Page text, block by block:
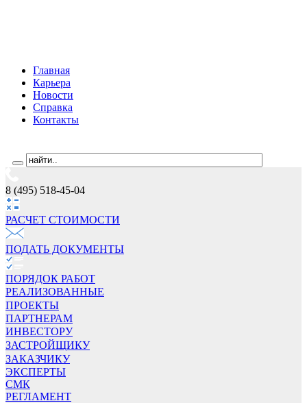
Главная
Карьера
Новости
Справка
Контакты
8 (495) 518-45-04
РАСЧЕТ СТОИМОCТИ
ПОДАТЬ ДОКУМЕНТЫ
ПОРЯДОК РАБОТ
РЕАЛИЗОВАННЫЕ
ПРОЕКТЫ
ПАРТНЕРАМ
ИНВЕСТОРУ
ЗАСТРОЙЩИКУ
ЗАКАЗЧИКУ
ЭКСПЕРТЫ
СМК
РЕГЛАМЕНТ